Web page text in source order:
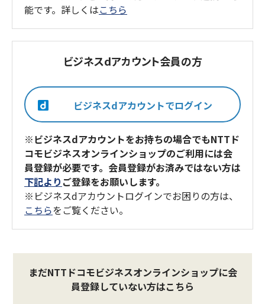
能です。詳しくはこちら
ビジネスdアカウント会員の方
※ビジネスdアカウントをお持ちの場合でもNTTド
コモビジネスオンラインショップのご利用には会
員登録が必要です。会員登録がお済みではない方は
下記より ご登録をお願いします。
※ビジネスdアカウントログインでお困りの方は、
こちらをご覧ください。
まだNTTドコモビジネスオンラインショップに会
員登録していない方はこちら